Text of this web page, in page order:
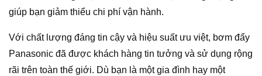
giúp bạn giảm thiểu chi phí vận hành.
Với chất lượng đáng tin cậy và hiệu suất ưu việt, bơm đẩy
Panasonic đã được khách hàng tin tưởng và sử dụng rộng
rãi trên toàn thế giới. Dù bạn là một gia đình hay một